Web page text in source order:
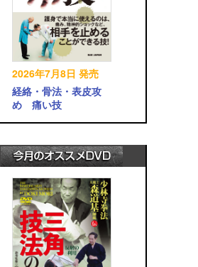
2026年7月8日 発売
経絡・骨法・表皮攻
め 痛い技